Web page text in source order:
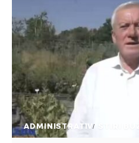
ADMINISTRATIV STIRI